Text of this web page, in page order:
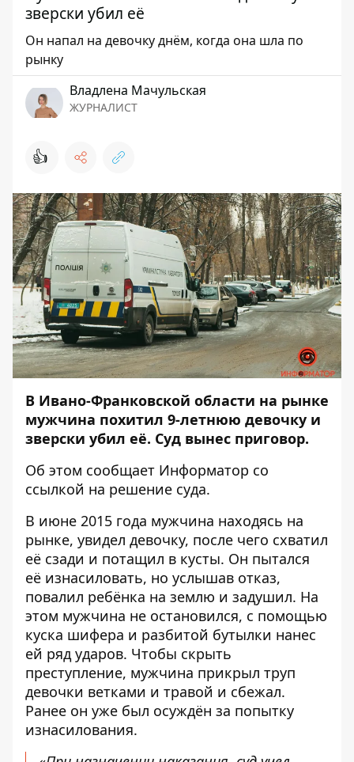
зверски убил её
Он напал на девочку днём, когда она шла по
рынку
Владлена Мачульская
ЖУРНАЛИСТ
👍
В Ивано-Франковской области на рынке
мужчина похитил 9-летнюю девочку и
зверски убил её. Суд вынес приговор.
Об этом сообщает Информатор со
ссылкой на решение суда.
В июне 2015 года мужчина находясь на
рынке, увидел девочку, после чего схватил
её сзади и потащил в кусты. Он пытался
её изнасиловать, но услышав отказ,
повалил ребёнка на землю и задушил. На
этом мужчина не остановился, с помощью
куска шифера и разбитой бутылки нанес
ей ряд ударов. Чтобы скрыть
преступление, мужчина прикрыл труп
девочки ветками и травой и сбежал.
Ранее он уже был осуждён за попытку
изнасилования.